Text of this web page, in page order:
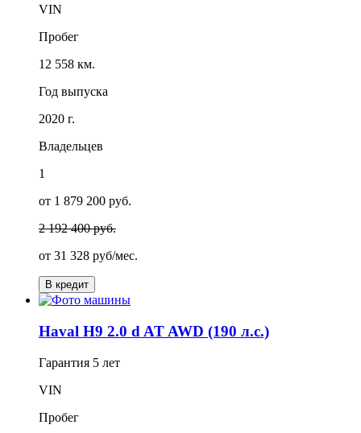
VIN
Пробег
12 558 км.
Год выпуска
2020 г.
Владельцев
1
от 1 879 200 руб.
2 192 400 руб.
от 31 328 руб/мес.
В кредит
Haval H9 2.0 d AT AWD (190 л.с.)
Гарантия 5 лет
VIN
Пробег